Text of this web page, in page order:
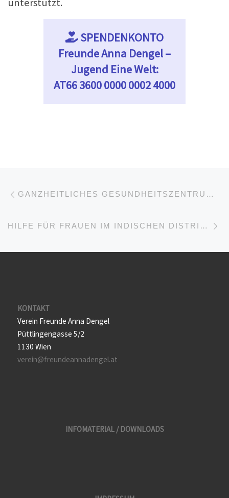
SPENDENKONTO
Freunde Anna Dengel –
Jugend Eine Welt:
AT66 3600 0000 0002 4000
Post navigation GANZHEITLICHES GESUNDHEITSZENTRUM IM INDISCHEN PUNE
HILFE FÜR FRAUEN IM INDISCHEN DISTRIKT HAZARIBAG
KONTAKT
Verein Freunde Anna Dengel
Püttlingengasse 5/2
1130 Wien
verein@freundeannadengel.at
INFOMATERIAL / DOWNLOADS